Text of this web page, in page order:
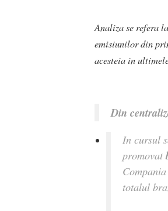
Analiza se refera
emisiunilor din
acesteia in
Din
In cursul
promovat
totalul